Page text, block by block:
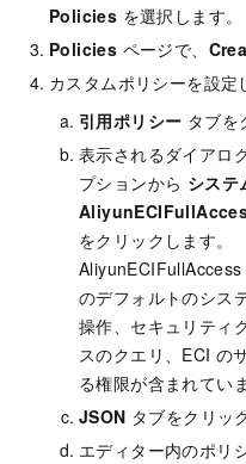
Policies を選択します。
Policies ページで、
カスタムポリシーを設定
引用ポリシー タブを
表示されるダイアロ
プションから システ
をクリックします。
のデフォルトのシス
操作、セキュリティ
スのクエリ、ECI の
る権限が含まれていま
JSON タブをクリッ
エディター内のポリ